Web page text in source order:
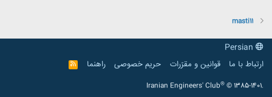
masti11
ارتباط با ما
قوانین و مقرّرات حریم خصوصی راهنما
R
S
Iranian Engineers' Club® © 1385-1401.